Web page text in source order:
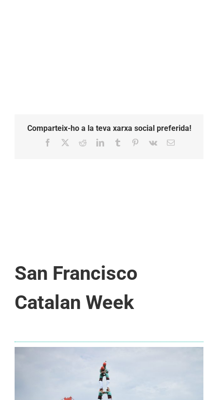
Comparteix-ho a la teva xarxa social preferida!
Facebook RedditLinkedInTumblr Pinterest
Vk Email:
San Francisco
Catalan Week